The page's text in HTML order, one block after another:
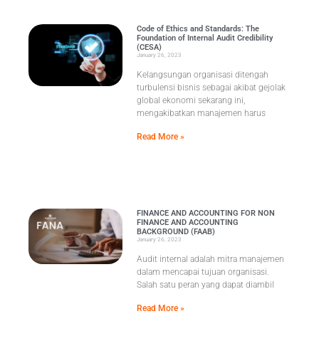
Code of Ethics and Standards: The
Foundation of Internal Audit Credibility
(CESA)
January 26, 2023
Kelangsungan organisasi ditengah
turbulensi bisnis sebagai akibat gejolak
global ekonomi sekarang ini,
mengakibatkan manajemen harus
Read More »
FINANCE AND ACCOUNTING FOR NON
FINANCE AND ACCOUNTING
BACKGROUND (FAAB)
January 26, 2023
Audit internal adalah mitra manajemen
dalam mencapai tujuan organisasi.
Salah satu peran yang dapat diambil
Read More »